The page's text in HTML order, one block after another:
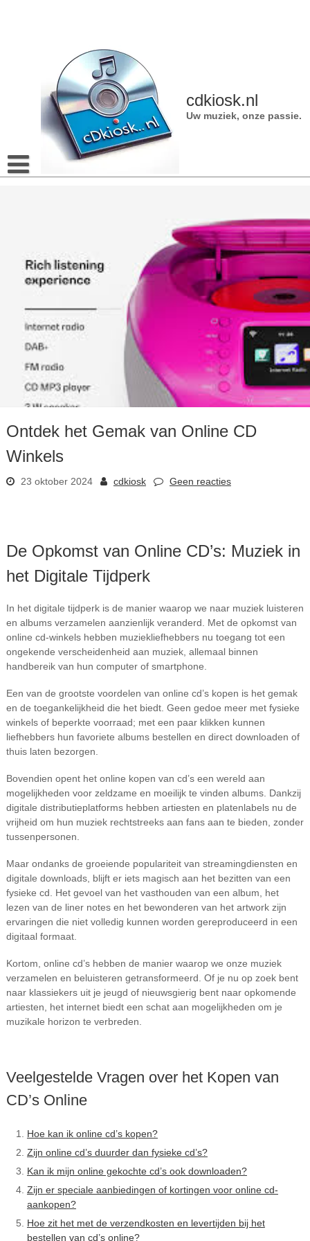
cdkiosk.nl
Uw muziek, onze passie.
Ontdek het Gemak van Online CD
Winkels
23 oktober 2024 cdkiosk Geen reacties
De Opkomst van Online CD’s: Muziek in
het Digitale Tijdperk
In het digitale tijdperk is de manier waarop we naar muziek luisteren
en albums verzamelen aanzienlijk veranderd. Met de opkomst van
online cd-winkels hebben muziekliefhebbers nu toegang tot een
ongekende verscheidenheid aan muziek, allemaal binnen
handbereik van hun computer of smartphone.
Een van de grootste voordelen van online cd’s kopen is het gemak
en de toegankelijkheid die het biedt. Geen gedoe meer met fysieke
winkels of beperkte voorraad; met een paar klikken kunnen
liefhebbers hun favoriete albums bestellen en direct downloaden of
thuis laten bezorgen.
Bovendien opent het online kopen van cd’s een wereld aan
mogelijkheden voor zeldzame en moeilijk te vinden albums. Dankzij
digitale distributieplatforms hebben artiesten en platenlabels nu de
vrijheid om hun muziek rechtstreeks aan fans aan te bieden, zonder
tussenpersonen.
Maar ondanks de groeiende populariteit van streamingdiensten en
digitale downloads, blijft er iets magisch aan het bezitten van een
fysieke cd. Het gevoel van het vasthouden van een album, het
lezen van de liner notes en het bewonderen van het artwork zijn
ervaringen die niet volledig kunnen worden gereproduceerd in een
digitaal formaat.
Kortom, online cd’s hebben de manier waarop we onze muziek
verzamelen en beluisteren getransformeerd. Of je nu op zoek bent
naar klassiekers uit je jeugd of nieuwsgierig bent naar opkomende
artiesten, het internet biedt een schat aan mogelijkheden om je
muzikale horizon te verbreden.
Veelgestelde Vragen over het Kopen van
CD’s Online
Hoe kan ik online cd’s kopen?
Zijn online cd’s duurder dan fysieke cd’s?
Kan ik mijn online gekochte cd’s ook downloaden?
Zijn er speciale aanbiedingen of kortingen voor online cd-
aankopen?
Hoe zit het met de verzendkosten en levertijden bij het
bestellen van cd’s online?